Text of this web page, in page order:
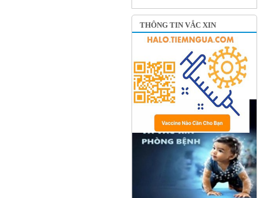
THÔNG TIN VẮC XIN